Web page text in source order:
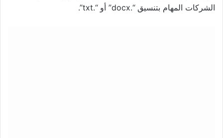
الشركات المهام بتنسيق “.docx” أو “.txt”.